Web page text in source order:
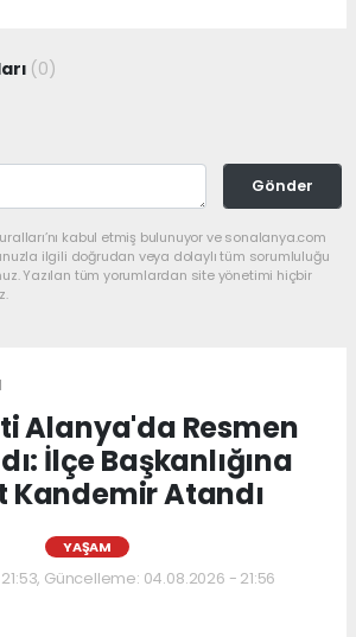
(0)
Gönder
kabul etmiş bulunuyor ve sonalanya.com
ilgili doğrudan veya dolaylı tüm sorumluluğu
Yazılan tüm yorumlardan site yönetimi hiçbir
Alanya'da Resmen
İlçe Başkanlığına
Kandemir Atandı
YAŞAM
Güncelleme: 04.08.2026 - 21:56